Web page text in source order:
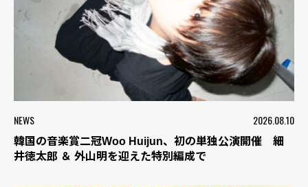
NEWS 2026.08.10
韓国の音楽賞二冠Woo Huijun、初の単独公演開催 細
井徳太郎 ＆ 外山明を迎えた特別編成で